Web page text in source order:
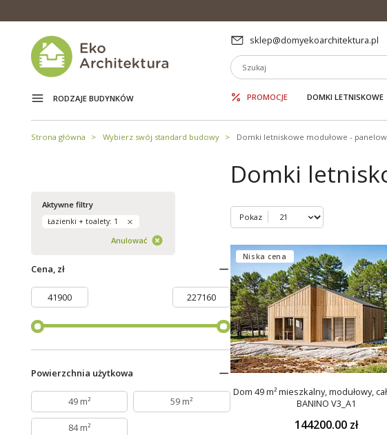
sklep@domyekoarchitektura.pl
RODZAJE BUDYNKÓW PROMOCJE DOMKI LETNISKOWE
Strona główna Wybierz swój standard budowy Domki letniskowe modułowe -
Aktywne filtry
Łazienki + toalety: 1
Anulować
Cena, zł
Powierzchnia użytkowa
49 m² 59 m²
84 m²
Domki
Pokaz
Niska cena
Dom 49 m² mieszkalny, modułowy,
BANINO V3_A1
144200.00 zł